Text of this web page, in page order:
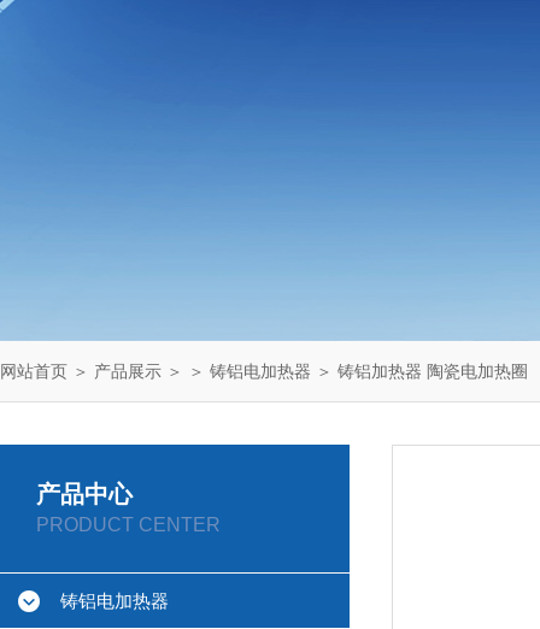
网站首页 ＞ 产品展示 ＞ ＞ 铸铝电加热器 ＞ 铸铝加热器 陶瓷电加热圈
产品中心
PRODUCT CENTER
铸铝电加热器